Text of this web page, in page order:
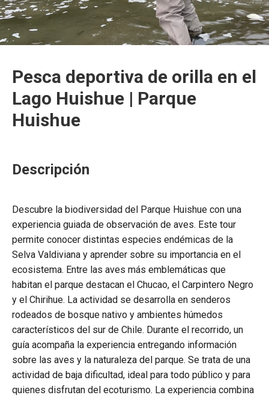
Pesca deportiva de orilla en el
Lago Huishue | Parque
Huishue
Descripción
Descubre la biodiversidad del Parque Huishue con una
experiencia guiada de observación de aves. Este tour
permite conocer distintas especies endémicas de la
Selva Valdiviana y aprender sobre su importancia en el
ecosistema. Entre las aves más emblemáticas que
habitan el parque destacan el Chucao, el Carpintero Negro
y el Chirihue. La actividad se desarrolla en senderos
rodeados de bosque nativo y ambientes húmedos
característicos del sur de Chile. Durante el recorrido, un
guía acompaña la experiencia entregando información
sobre las aves y la naturaleza del parque. Se trata de una
actividad de baja dificultad, ideal para todo público y para
quienes disfrutan del ecoturismo. La experiencia combina